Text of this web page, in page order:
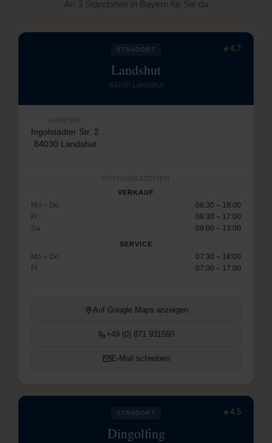
An 3 Standorten in Bayern für Sie da
★4,7
STANDORT
Landshut
84030 Landshut
ADRESSE
Ingolstädter Str. 2
84030 Landshut
ÖFFNUNGSZEITEN
VERKAUF
Mo – Do
08:30 – 18:00
Fr
08:30 – 17:00
Sa
09:00 – 13:00
SERVICE
Mo – Do
07:30 – 18:00
Fr
07:30 – 17:00
Auf Google Maps anzeigen
+49 (0) 871 931560
E-Mail schreiben
★4,5
STANDORT
Dingolfing